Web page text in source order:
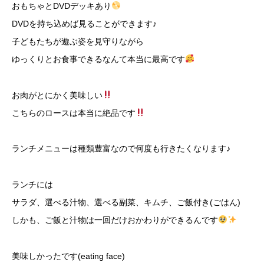
おもちゃとDVDデッキあり
DVDを持ち込めば見ることができます♪
子どもたちが遊ぶ姿を見守りながら
ゆっくりとお食事できるなんて本当に最高です
お肉がとにかく美味しい
こちらのロースは本当に絶品です
ランチメニューは種類豊富なので何度も行きたくなります♪
ランチには
サラダ、選べる汁物、選べる副菜、キムチ、ご飯付き(ごはん)
しかも、ご飯と汁物は一回だけおかわりができるんです
美味しかったです(eating face)